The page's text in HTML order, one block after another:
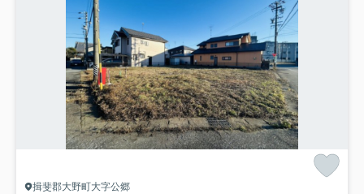
揖斐郡大野町大字公郷